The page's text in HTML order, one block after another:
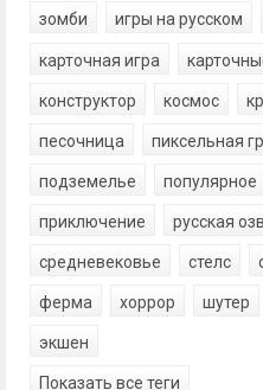
зомби игры на русском
карточная игра
конструктор космос
песочница пиксельная
подземелье популярное
приключение русская
средневековье стелс
ферма хоррор шутер
экшен
Показать все теги